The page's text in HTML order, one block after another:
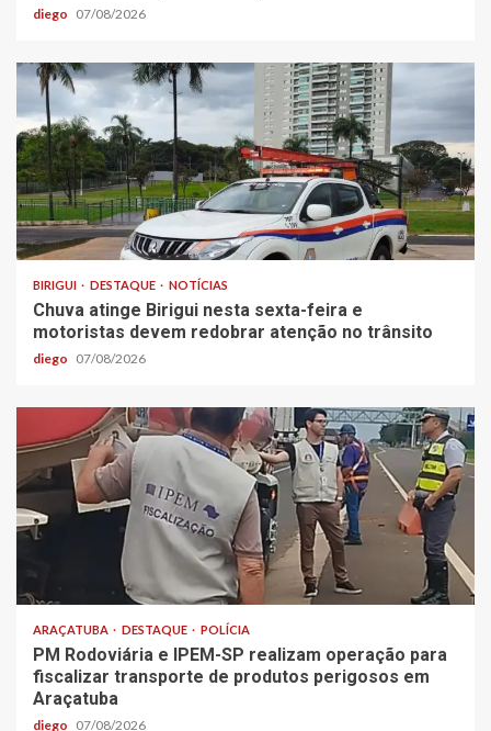
diego 07/08/2026
BIRIGUI DESTAQUE NOTÍCIAS
Chuva atinge Birigui nesta sexta-feira e
motoristas devem redobrar atenção no trânsito
diego 07/08/2026
ARAÇATUBA DESTAQUE POLÍCIA
PM Rodoviária e IPEM-SP realizam operação para
fiscalizar transporte de produtos perigosos em
Araçatuba
diego 07/08/2026